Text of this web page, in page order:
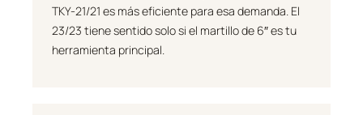
TKY-21/21 es más eficiente para esa demanda. El
23/23 tiene sentido solo si el martillo de 6″ es tu
herramienta principal.